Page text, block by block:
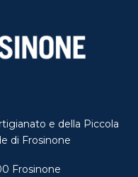
e della Piccola
di Frosinone
Frosinone